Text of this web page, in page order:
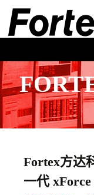
Fortex方达
一代